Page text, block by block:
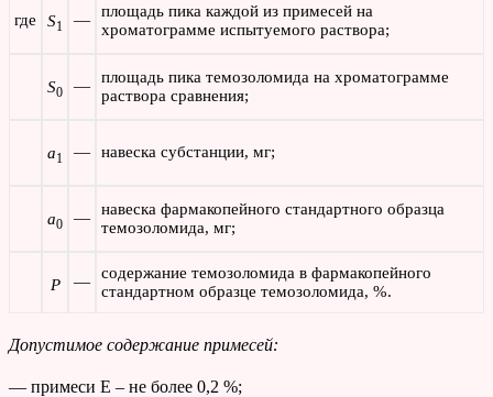
где S1 —
площадь пика каждой из примесей на
хроматограмме испытуемого раствора;
S0 —
площадь пика темозоломида на хроматограмме
раствора сравнения;
a1 — навеска субстанции, мг;
a0 —
навеска фармакопейного стандартного образца
темозоломида, мг;
P —
содержание темозоломида в фармакопейного
стандартном образце темозоломида, %.
Допустимое содержание примесей:
— примеси E – не более 0,2 %;